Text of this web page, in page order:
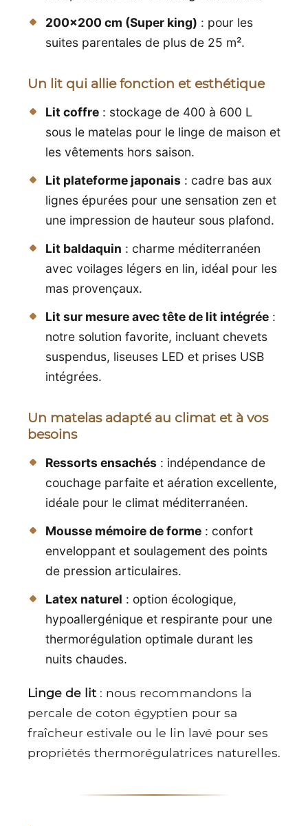
200x200 cm (Super king) : pour les
suites parentales de plus de 25 m².
Un lit qui allie fonction et esthétique
Lit coffre : stockage de 400 à 600 L
sous le matelas pour le linge de maison et
les vêtements hors saison.
Lit plateforme japonais : cadre bas aux
lignes épurées pour une sensation zen et
une impression de hauteur sous plafond.
Lit baldaquin : charme méditerranéen
avec voilages légers en lin, idéal pour les
mas provençaux.
Lit sur mesure avec tête de lit intégrée :
notre solution favorite, incluant chevets
suspendus, liseuses LED et prises USB
intégrées.
Un matelas adapté au climat et à vos
besoins
Ressorts ensachés : indépendance de
couchage parfaite et aération excellente,
idéale pour le climat méditerranéen.
Mousse mémoire de forme : confort
enveloppant et soulagement des points
de pression articulaires.
Latex naturel : option écologique,
hypoallergénique et respirante pour une
thermorégulation optimale durant les
nuits chaudes.
Linge de lit: nous recommandons la
percale de coton égyptien pour sa
fraîcheur estivale ou le lin lavé pour ses
propriétés thermorégulatrices naturelles.